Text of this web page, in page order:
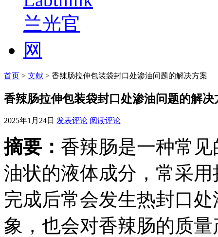
首页 > 文献 > 香辣肠拉伸包装袋封口处渗油问题的解决方案
香辣肠拉伸包装袋封口处渗油问题的解决
2025年1月24日 发表评论 阅读评论
摘要： 香辣肠是一种常
油状的液体成分，常采
完成后常会发生热封口
象，也会对香辣肠的质